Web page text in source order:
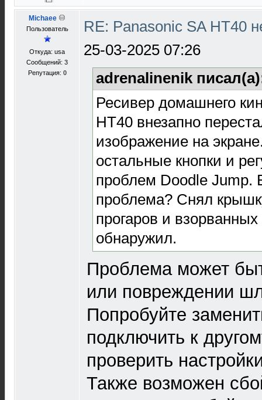
Michaee
Пользователь
Откуда: usa
Сообщений: 3
Репутация: 0
RE: Panasonic SA HT40
25-03-2025 07:26
adrenalinenik
Ресивер домашнего
HT40 внезапно
изображение на
остальные кнопки и
проблем Doodle Jump.
проблема? Снял
прогаров и
обнаружил.
Проблема может
или повреждении
Попробуйте
подключить к
проверить
Также возможен